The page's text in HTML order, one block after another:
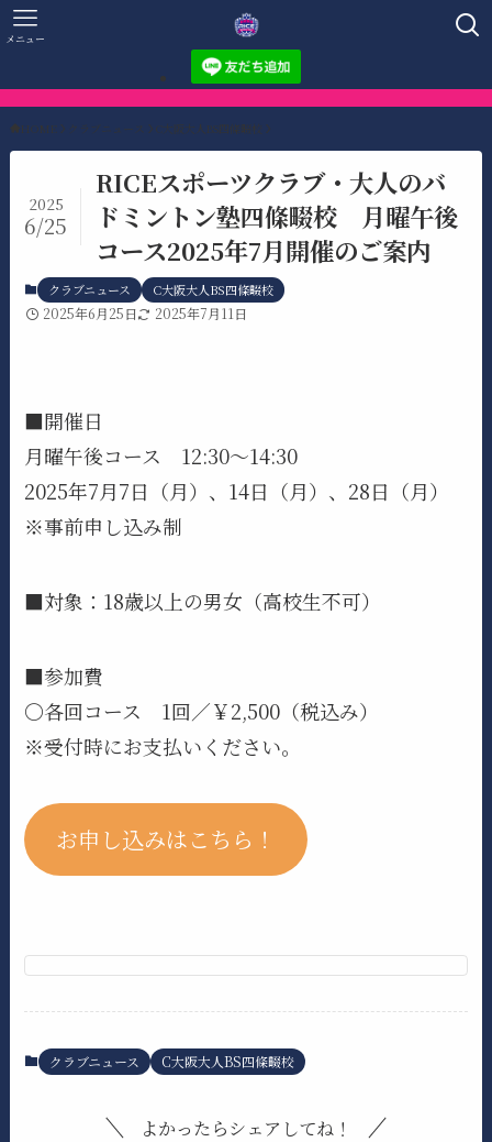
メニュー
HOME クラブニュース C大阪大人BS四條畷校
RICEスポーツクラブ・大人のバ
ドミントン塾四條畷校 月曜午後
コース2025年7月開催のご案内
2025
6/25
クラブニュース C大阪大人BS四條畷校
2025年6月25日 2025年7月11日
■開催日
月曜午後コース 12:30～14:30
2025年7月7日（月）、14日（月）、28日（月）
※事前申し込み制
■対象：18歳以上の男女（高校生不可）
■参加費
〇各回コース 1回／￥2,500（税込み）
※受付時にお支払いください。
お申し込みはこちら！
クラブニュース C大阪大人BS四條畷校
よかったらシェアしてね！